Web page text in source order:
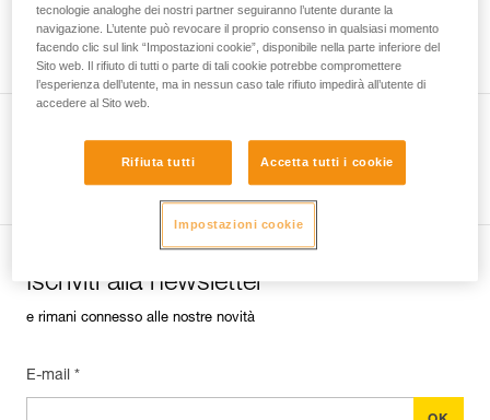
REACTIVE LIGHTING®. 1100
lumen
Guarda tutti i consigli tecnici
Iscriviti alla newsletter
e rimani connesso alle nostre novità
E-mail *
tecnologie analoghe dei nostri partner seguiranno l’utente durante la
navigazione. L’utente può revocare il proprio consenso in qualsiasi momento
facendo clic sul link “Impostazioni cookie”, disponibile nella parte inferiore del
Sito web. Il rifiuto di tutti o parte di tali cookie potrebbe compromettere
l’esperienza dell’utente, ma in nessun caso tale rifiuto impedirà all’utente di
accedere al Sito web.
Rifiuta tutti Accetta tutti i cookie
Impostazioni cookie